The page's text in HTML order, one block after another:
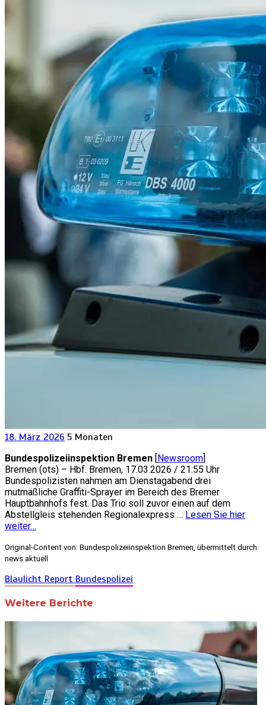
18. März 2026 5 Monaten
Bundespolizeiinspektion Bremen [Newsroom]
Bremen (ots) – Hbf. Bremen, 17.03.2026 / 21:55 Uhr
Bundespolizisten nahmen am Dienstagabend drei
mutmaßliche Graffiti-Sprayer im Bereich des Bremer
Hauptbahnhofs fest. Das Trio soll zuvor einen auf dem
Abstellgleis stehenden Regionalexpress … Lesen Sie hier
weiter…
Original-Content von: Bundespolizeiinspektion Bremen, übermittelt durch
news aktuell
Blaulicht Report Bundespolizei
Weitere Berichte